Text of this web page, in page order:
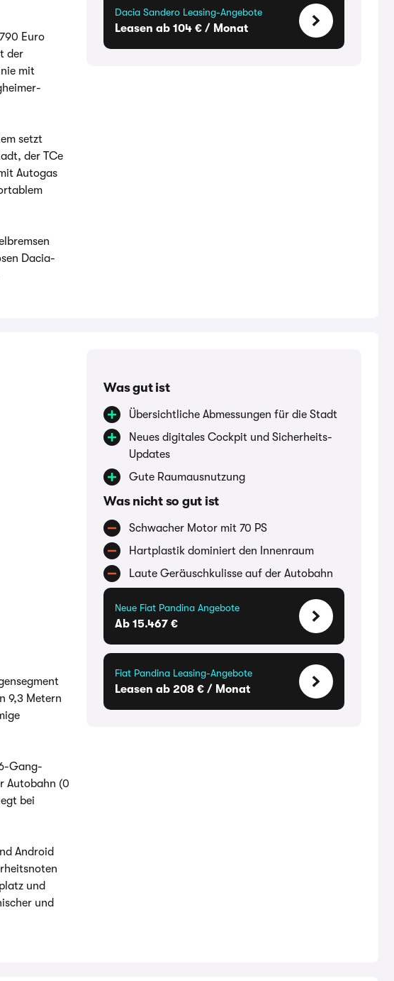
Euro
der
mit
setzt
der TCe
Autogas
Dacia-
Dacia Sandero Leasing-Angebote
Leasen ab 104 € / Monat
9,3 Metern
Gang-
Autobahn (0
bei
Android
und
und
Was gut ist
Übersichtliche Abmessungen für die Stadt
Neues digitales Cockpit und Sicherheits-
Updates
Gute Raumausnutzung
Was nicht so gut ist
Schwacher Motor mit 70 PS
Hartplastik dominiert den Innenraum
Laute Geräuschkulisse auf der Autobahn
Neue Fiat Pandina Angebote
Ab 15.467 €
Fiat Pandina Leasing-Angebote
Leasen ab 208 € / Monat